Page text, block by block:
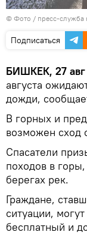
© Фото / пресс-служба
Подписаться
БИШКЕК, 27
августа
дожди,
В горных и
возможен сход
Спасатели
походов в
берегах рек.
Граждане,
ситуации,
бесплатный и